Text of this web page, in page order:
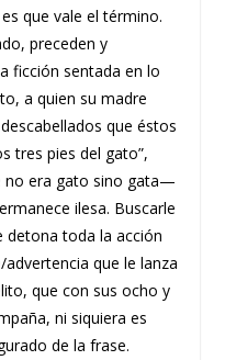
que vale el término.
preceden y
ficción sentada en lo
a quien su madre
que éstos
tres pies del gato”,
no era gato sino gata—
ilesa. Buscarle
detona toda la acción
que le lanza
que con sus ocho y
ni siquiera es
de la frase.